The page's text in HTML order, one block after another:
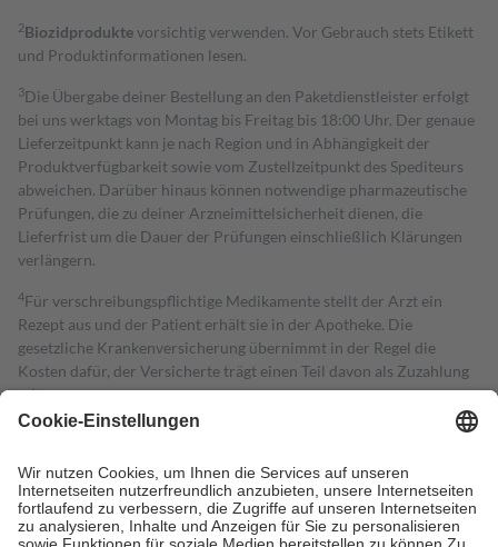
2Biozidproduktevorsichtig verwenden. Vor Gebrauch stets Etikett
und Produktinformationen lesen.
3Die Übergabe deiner Bestellung an den Paketdienstleister erfolgt
bei uns werktags von Montag bis Freitag bis 18:00 Uhr. Der genaue
Lieferzeitpunkt kann je nach Region und in Abhängigkeit der
Produktverfügbarkeit sowie vom Zustellzeitpunkt des Spediteurs
abweichen. Darüber hinaus können notwendige pharmazeutische
Prüfungen, die zu deiner Arzneimittelsicherheit dienen, die
Lieferfrist um die Dauer der Prüfungen einschließlich Klärungen
verlängern.
4Für verschreibungspflichtige Medikamente stellt der Arzt ein
Rezept aus und der Patient erhält sie in der Apotheke. Die
gesetzliche Krankenversicherung übernimmt in der Regel die
Kosten dafür, der Versicherte trägt einen Teil davon als Zuzahlung
mit.
Grundsätzlich leisten Mitglieder Zuzahlungen in Höhe von zehn
höchstens zehn Euro.
Es sind jedoch nie mehr als die tatsächlichen
Kosten der Leistung zu entrichten.
Diese Regeln gelten grundsätzlich auch für Online-Apotheken.
Bei Heilmitteln und häuslicher Krankenpflege beträgt die